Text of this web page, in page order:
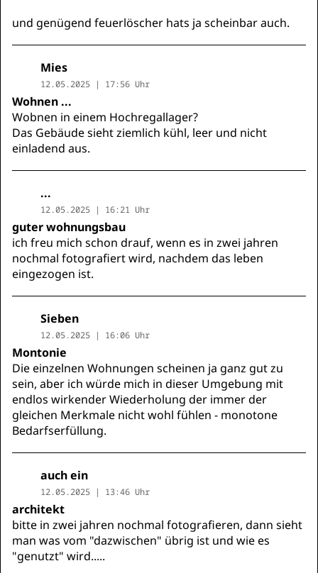
und genügend feuerlöscher hats ja scheinbar auch.
Mies
12.05.2025 | 17:56 Uhr
Wohnen ...
Wobnen in einem Hochregallager?
Das Gebäude sieht ziemlich kühl, leer und nicht
einladend aus.
...
12.05.2025 | 16:21 Uhr
guter wohnungsbau
ich freu mich schon drauf, wenn es in zwei jahren
nochmal fotografiert wird, nachdem das leben
eingezogen ist.
Sieben
12.05.2025 | 16:06 Uhr
Montonie
Die einzelnen Wohnungen scheinen ja ganz gut zu
sein, aber ich würde mich in dieser Umgebung mit
endlos wirkender Wiederholung der immer der
gleichen Merkmale nicht wohl fühlen - monotone
Bedarfserfüllung.
auch ein
12.05.2025 | 13:46 Uhr
architekt
bitte in zwei jahren nochmal fotografieren, dann sieht
man was vom "dazwischen" übrig ist und wie es
"genutzt" wird.....